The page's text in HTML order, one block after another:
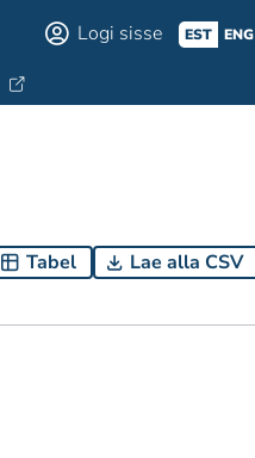
Logi sisse EST ENG
Tabel
Lae alla CSV